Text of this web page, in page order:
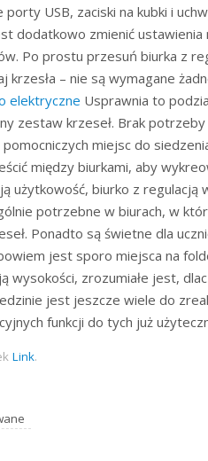
USB, zaciski na kubki i
dodatkowo zmienić
Po prostu przesuń biurka z
krzesła – nie są wymagane
elektryczne Usprawnia to
zestaw krzeseł. Brak
miejsc do
między biurkami, aby
użytkowość, biurko z regulacją
potrzebne w biurach, w
Ponadto są świetne dla
jest sporo miejsca na
wysokości, zrozumiałe jest,
jest jeszcze wiele do
funkcji do tych już
Link.